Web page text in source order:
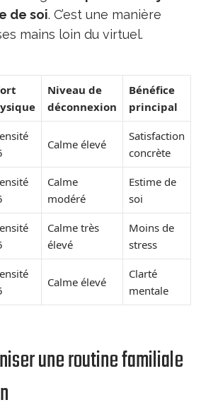
de soi. C’est une manière
mains loin du virtuel.
Niveau de
déconnexion
Bénéfice
principal
Calme élevé
Satisfaction
concrète
Calme
modéré
Estime de
soi
Calme très
élevé
Moins de
stress
Calme élevé
Clarté
mentale
une routine familiale